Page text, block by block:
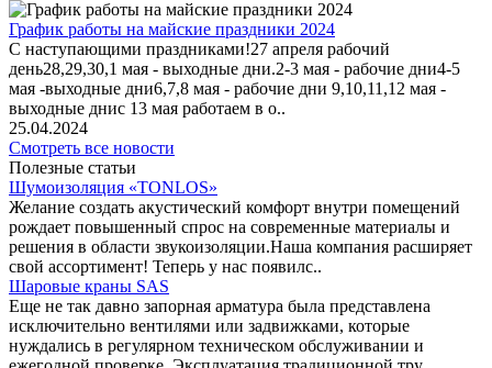
График работы на майские праздники 2024
С наступающими праздниками!27 апреля рабочий
день28,29,30,1 мая - выходные дни.2-3 мая - рабочие дни4-5
мая -выходные дни6,7,8 мая - рабочие дни 9,10,11,12 мая -
выходные днис 13 мая работаем в о..
25.04.2024
Смотреть все новости
Полезные статьи
Шумоизоляция «TONLOS»
Желание создать акустический комфорт внутри помещений
рождает повышенный спрос на современные материалы и
решения в области звукоизоляции.Наша компания расширяет
свой ассортимент! Теперь у нас появилс..
Шаровые краны SAS
Еще не так давно запорная арматура была представлена
исключительно вентилями или задвижками, которые
нуждались в регулярном техническом обслуживании и